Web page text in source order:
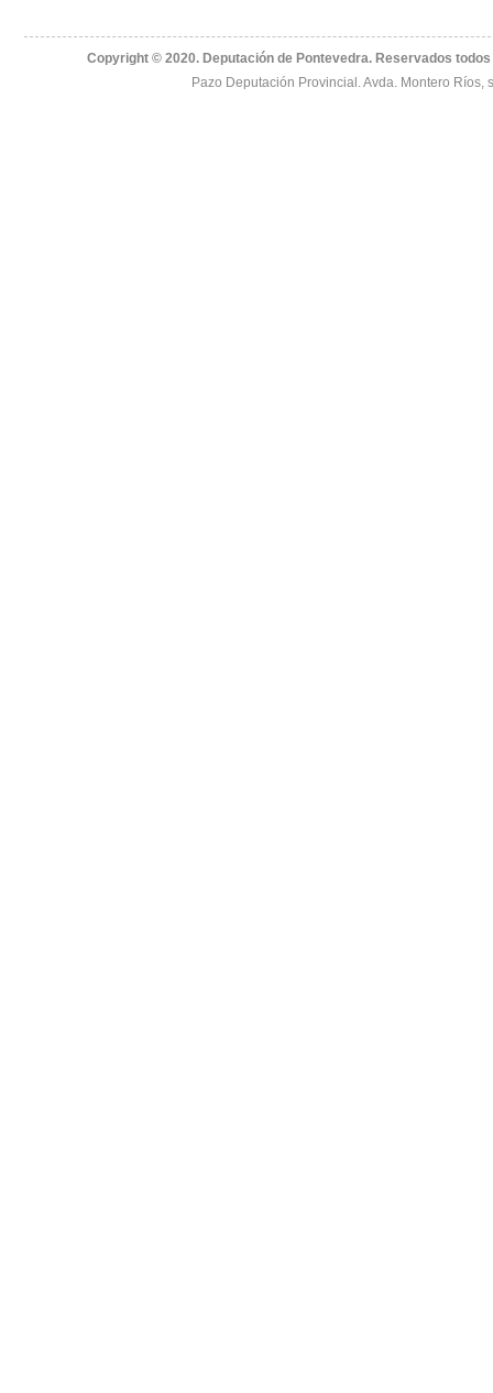
Copyright © 2020. Deputación de Pontevedra. Reservados
Pazo Deputación Provincial. Avda. Montero Ríos,